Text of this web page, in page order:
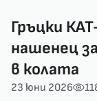
Гръцки
нашенец
в колата
23 юни 2026